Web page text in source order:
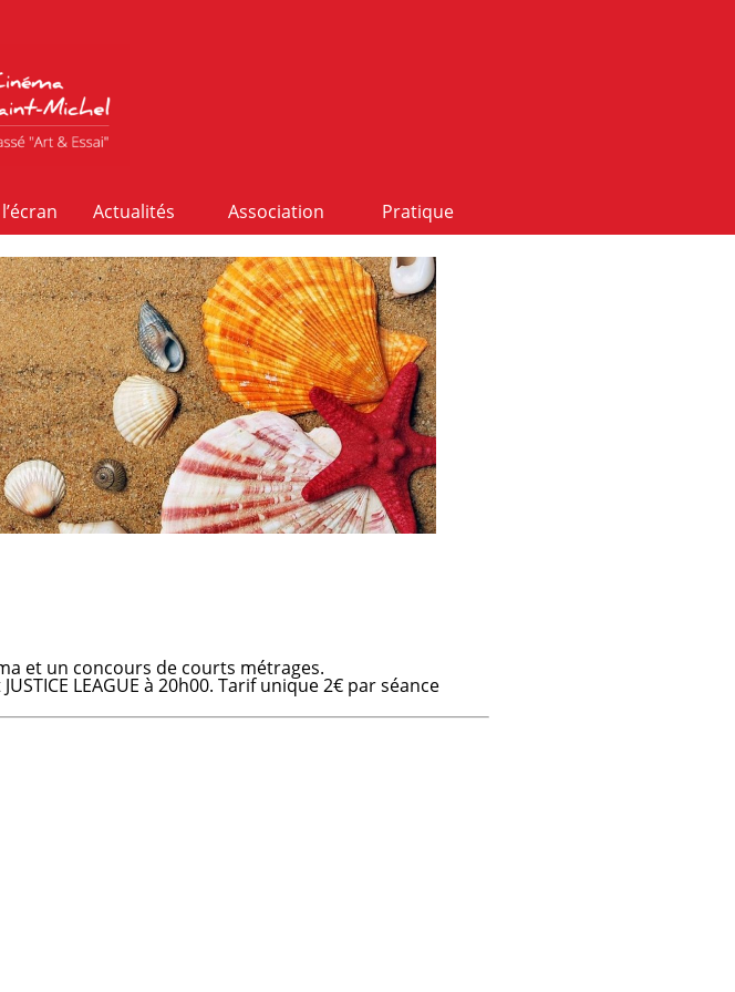
Actualités Association Pratique
et un concours de courts métrages.
LEAGUE à 20h00. Tarif unique 2€ par séance